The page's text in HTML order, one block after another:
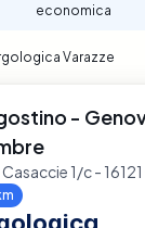
economica
Varazze
-
Casaccie 1/c -